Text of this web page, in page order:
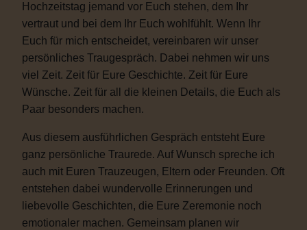
Hochzeitstag jemand vor Euch stehen, dem Ihr
vertraut und bei dem Ihr Euch wohlfühlt. Wenn Ihr
Euch für mich entscheidet, vereinbaren wir unser
persönliches Traugespräch. Dabei nehmen wir uns
viel Zeit. Zeit für Eure Geschichte. Zeit für Eure
Wünsche. Zeit für all die kleinen Details, die Euch als
Paar besonders machen.
Aus diesem ausführlichen Gespräch entsteht Eure
ganz persönliche Traurede. Auf Wunsch spreche ich
auch mit Euren Trauzeugen, Eltern oder Freunden. Oft
entstehen dabei wundervolle Erinnerungen und
liebevolle Geschichten, die Eure Zeremonie noch
emotionaler machen. Gemeinsam planen wir